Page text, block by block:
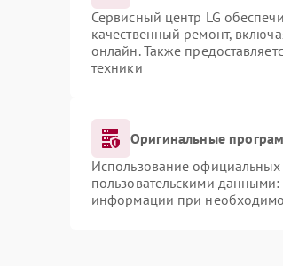
Сервисный центр LG
качественный ремонт,
онлайн. Также
техники
Оригинальные
Использование
пользовательскими
информации при